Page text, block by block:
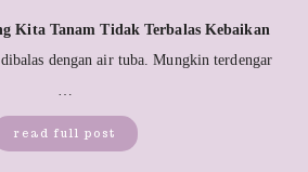
Kita Tanam Tidak Terbalas Kebaikan
dengan air tuba. Mungkin terdengar
read full post